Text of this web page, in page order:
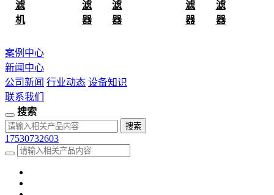
滤
机
滤
器
滤
器
滤
器
滤
器
案例中心
新闻中心
公司新闻 行业动态 设备知识
联系我们
搜索
17530732603